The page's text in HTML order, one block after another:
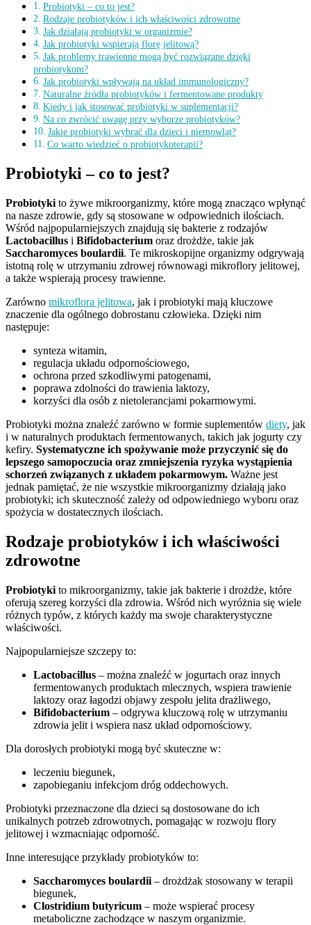
Probiotyki – co to jest?
Rodzaje probiotyków i ich właściwości zdrowotne
Jak działają probiotyki w organizmie?
Jak probiotyki wspierają florę jelitową?
Jak problemy trawienne mogą być rozwiązane dzięki
probiotykom?
Jak probiotyki wpływają na układ immunologiczny?
Naturalne źródła probiotyków i fermentowane produkty
Kiedy i jak stosować probiotyki w suplementacji?
Na co zwrócić uwagę przy wyborze probiotyków?
Jakie probiotyki wybrać dla dzieci i niemowląt?
Co warto wiedzieć o probiotykoterapii?
Probiotyki – co to jest?
Probiotyki to żywe mikroorganizmy, które mogą znacząco wpłynąć
na nasze zdrowie, gdy są stosowane w odpowiednich ilościach.
Wśród najpopularniejszych znajdują się bakterie z rodzajów
Lactobacillus i Bifidobacterium oraz drożdże, takie jak
Saccharomyces boulardii. Te mikroskopijne organizmy odgrywają
istotną rolę w utrzymaniu zdrowej równowagi mikroflory jelitowej,
a także wspierają procesy trawienne.
Zarówno mikroflora jelitowa, jak i probiotyki mają kluczowe
znaczenie dla ogólnego dobrostanu człowieka. Dzięki nim
następuje:
synteza witamin,
regulacja układu odpornościowego,
ochrona przed szkodliwymi patogenami,
poprawa zdolności do trawienia laktozy,
korzyści dla osób z nietolerancjami pokarmowymi.
Probiotyki można znaleźć zarówno w formie suplementów diety, jak
i w naturalnych produktach fermentowanych, takich jak jogurty czy
kefiry. Systematyczne ich spożywanie może przyczynić się do
lepszego samopoczucia oraz zmniejszenia ryzyka wystąpienia
schorzeń związanych z układem pokarmowym. Ważne jest
jednak pamiętać, że nie wszystkie mikroorganizmy działają jako
probiotyki; ich skuteczność zależy od odpowiedniego wyboru oraz
spożycia w dostatecznych ilościach.
Rodzaje probiotyków i ich właściwości
zdrowotne
Probiotyki to mikroorganizmy, takie jak bakterie i drożdże, które
oferują szereg korzyści dla zdrowia. Wśród nich wyróżnia się wiele
różnych typów, z których każdy ma swoje charakterystyczne
właściwości.
Najpopularniejsze szczepy to:
Lactobacillus – można znaleźć w jogurtach oraz innych
fermentowanych produktach mlecznych, wspiera trawienie
laktozy oraz łagodzi objawy zespołu jelita drażliwego,
Bifidobacterium – odgrywa kluczową rolę w utrzymaniu
zdrowia jelit i wspiera nasz układ odpornościowy.
Dla dorosłych probiotyki mogą być skuteczne w:
leczeniu biegunek,
zapobieganiu infekcjom dróg oddechowych.
Probiotyki przeznaczone dla dzieci są dostosowane do ich
unikalnych potrzeb zdrowotnych, pomagając w rozwoju flory
jelitowej i wzmacniając odporność.
Inne interesujące przykłady probiotyków to:
Saccharomyces boulardii – drożdżak stosowany w terapii
biegunek,
Clostridium butyricum – może wspierać procesy
metaboliczne zachodzące w naszym organizmie.